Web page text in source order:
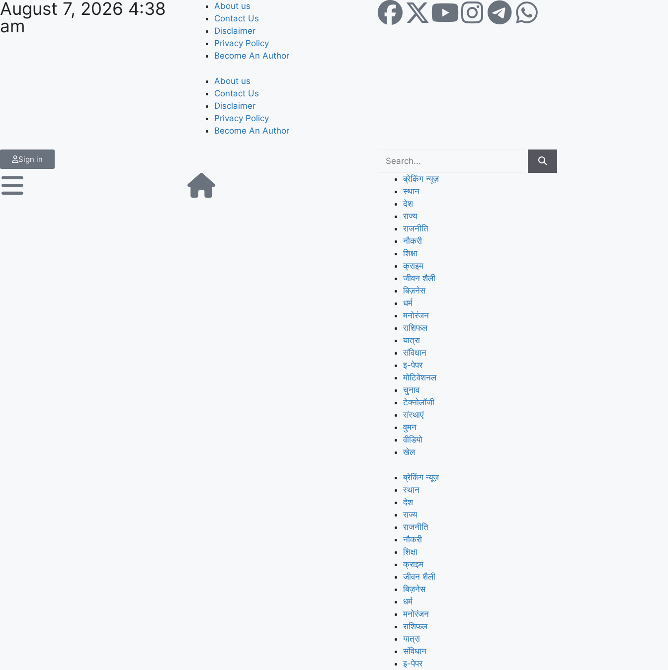
August 7, 2026 4:38
am
About us
Contact Us
Disclaimer
Privacy Policy
Become An Author
About us
Contact Us
Disclaimer
Privacy Policy
Become An Author
Sign in
ब्रेकिंग न्यूज़
स्थान
देश
राज्य
राजनीति
नौकरी
शिक्षा
क्राइम
जीवन शैली
बिज़नेस
धर्म
मनोरंजन
राशिफल
यात्रा
संविधान
इ-पेपर
मोटिवेशनल
चुनाव
टेक्नोलॉजी
संस्थाएं
वुमन
वीडियो
खेल
ब्रेकिंग न्यूज़
स्थान
देश
राज्य
राजनीति
नौकरी
शिक्षा
क्राइम
जीवन शैली
बिज़नेस
धर्म
मनोरंजन
राशिफल
यात्रा
संविधान
इ-पेपर